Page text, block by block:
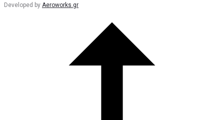
Developed by Aeroworks.gr